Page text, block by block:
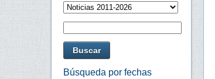
Búsqueda por fechas